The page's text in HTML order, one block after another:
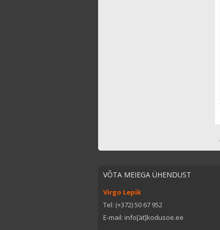
VÕTA MEIEGA ÜHENDUST
Virgo Lepik
Tel: (+372) 50 67 952
E-mail: info[ät]kodusoe.ee